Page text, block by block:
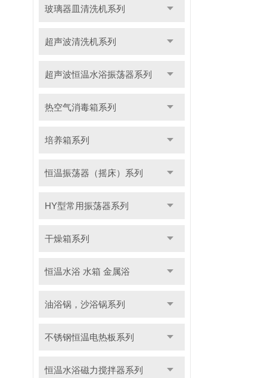
玻璃器皿清洗机系列
超声波清洗机系列
超声波恒温水浴振荡器系列
热空气消毒箱系列
培养箱系列
恒温振荡器（摇床）系列
HY型常用振荡器系列
干燥箱系列
恒温水浴 水箱 金属浴
油浴锅，沙浴锅系列
不锈钢恒温电热板系列
恒温水浴磁力搅拌器系列